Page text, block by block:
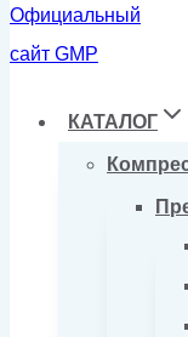
КАТАЛОГ